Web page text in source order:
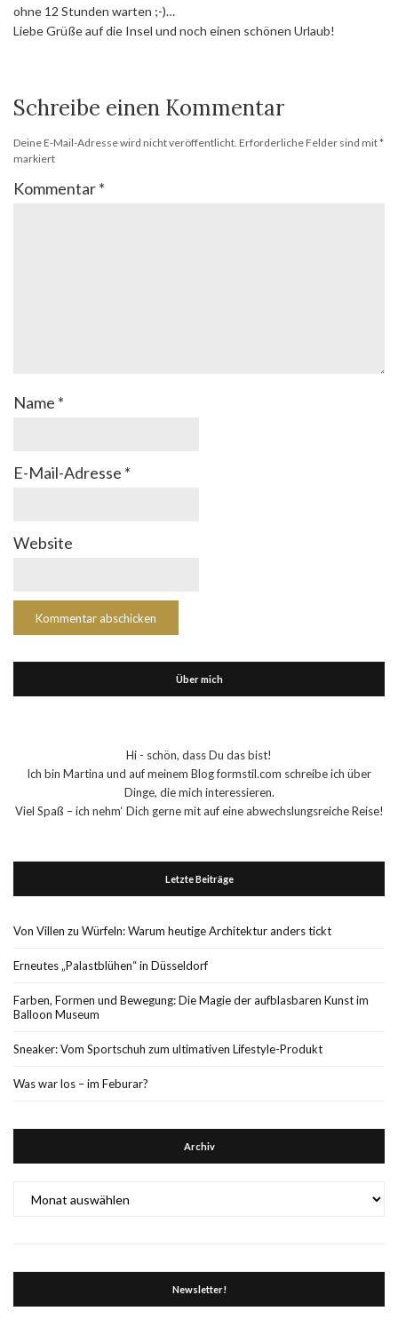
ohne 12 Stunden warten ;-)…
Liebe Grüße auf die Insel und noch einen schönen Urlaub!
Schreibe einen Kommentar
Deine E-Mail-Adresse wird nicht veröffentlicht. Erforderliche Felder sind mit*
markiert
Kommentar*
Name *
E-Mail-Adresse *
Website
Über mich
Hi - schön, dass Du das bist!
Ich bin Martina und auf meinem Blog formstil.com schreibe ich über
Dinge, die mich interessieren.
Viel Spaß – ich nehm‘ Dich gerne mit auf eine abwechslungsreiche Reise!
Letzte Beiträge
Von Villen zu Würfeln: Warum heutige Architektur anders tickt
Erneutes „Palastblühen“ in Düsseldorf
Farben, Formen und Bewegung: Die Magie der aufblasbaren Kunst im
Balloon Museum
Sneaker: Vom Sportschuh zum ultimativen Lifestyle-Produkt
Was war los – im Feburar?
Archiv
Newsletter!